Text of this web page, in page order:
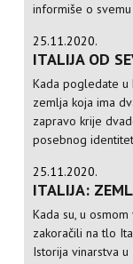
informiše o
25.11.2020.
ITALIJA OD
Kada pogledate u
zemlja koja ima
zapravo krije
posebnog
25.11.2020.
ITALIJA:
Kada su, u
zakoračili na tlo
Istorija vinarstva